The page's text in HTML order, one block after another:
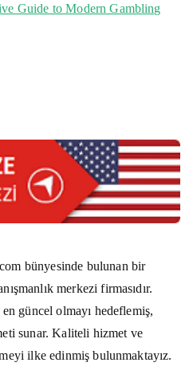
Guide to Modern Gambling
bünyesinde bulunan bir
merkezi firmasıdır.
güncel olmayı hedeflemiş,
sunar. Kaliteli hizmet ve
ilke edinmiş bulunmaktayız.